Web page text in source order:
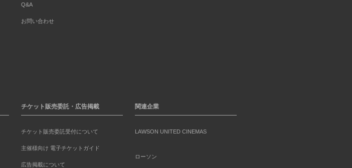
Q&A
お問い合わせ
チケット販売委託・広告掲載
チケット販売委託受付について
主催様向け 電子チケットガイド
広告掲載について
関連企業
LAWSON UNITED CINEMAS
ローソン